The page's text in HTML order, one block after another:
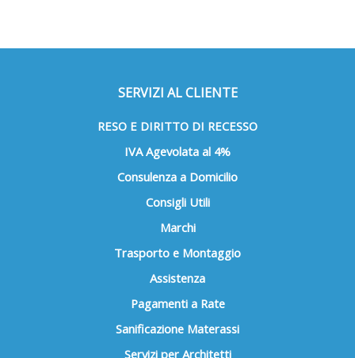
SERVIZI AL CLIENTE
RESO E DIRITTO DI RECESSO
IVA Agevolata al 4%
Consulenza a Domicilio
Consigli Utili
Marchi
Trasporto e Montaggio
Assistenza
Pagamenti a Rate
Sanificazione Materassi
Servizi per Architetti